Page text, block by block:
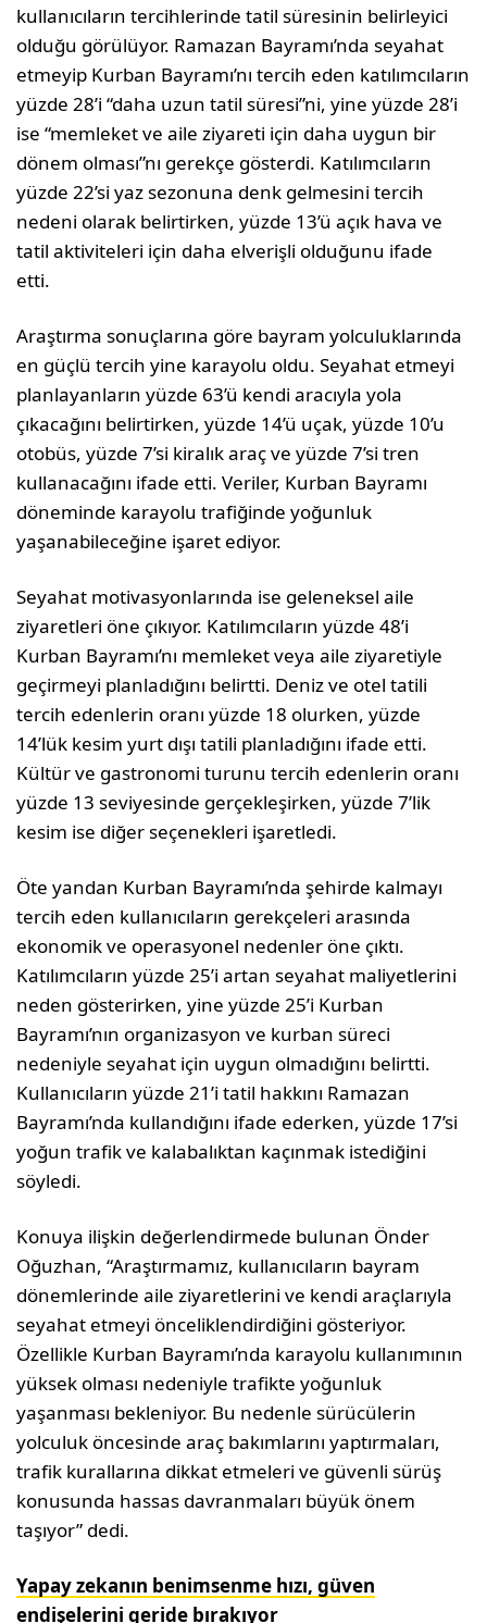
kullanıcıların tercihlerinde tatil süresinin belirleyici
olduğu görülüyor. Ramazan Bayramı’nda seyahat
etmeyip Kurban Bayramı’nı tercih eden katılımcıların
yüzde 28’i “daha uzun tatil süresi”ni, yine yüzde 28’i
ise “memleket ve aile ziyareti için daha uygun bir
dönem olması”nı gerekçe gösterdi. Katılımcıların
yüzde 22’si yaz sezonuna denk gelmesini tercih
nedeni olarak belirtirken, yüzde 13’ü açık hava ve
tatil aktiviteleri için daha elverişli olduğunu ifade
etti.
Araştırma sonuçlarına göre bayram yolculuklarında
en güçlü tercih yine karayolu oldu. Seyahat etmeyi
planlayanların yüzde 63’ü kendi aracıyla yola
çıkacağını belirtirken, yüzde 14’ü uçak, yüzde 10’u
otobüs, yüzde 7’si kiralık araç ve yüzde 7’si tren
kullanacağını ifade etti. Veriler, Kurban Bayramı
döneminde karayolu trafiğinde yoğunluk
yaşanabileceğine işaret ediyor.
Seyahat motivasyonlarında ise geleneksel aile
ziyaretleri öne çıkıyor. Katılımcıların yüzde 48’i
Kurban Bayramı’nı memleket veya aile ziyaretiyle
geçirmeyi planladığını belirtti. Deniz ve otel tatili
tercih edenlerin oranı yüzde 18 olurken, yüzde
14’lük kesim yurt dışı tatili planladığını ifade etti.
Kültür ve gastronomi turunu tercih edenlerin oranı
yüzde 13 seviyesinde gerçekleşirken, yüzde 7’lik
kesim ise diğer seçenekleri işaretledi.
Öte yandan Kurban Bayramı’nda şehirde kalmayı
tercih eden kullanıcıların gerekçeleri arasında
ekonomik ve operasyonel nedenler öne çıktı.
Katılımcıların yüzde 25’i artan seyahat maliyetlerini
neden gösterirken, yine yüzde 25’i Kurban
Bayramı’nın organizasyon ve kurban süreci
nedeniyle seyahat için uygun olmadığını belirtti.
Kullanıcıların yüzde 21’i tatil hakkını Ramazan
Bayramı’nda kullandığını ifade ederken, yüzde 17’si
yoğun trafik ve kalabalıktan kaçınmak istediğini
söyledi.
Konuya ilişkin değerlendirmede bulunan Önder
Oğuzhan, “Araştırmamız, kullanıcıların bayram
dönemlerinde aile ziyaretlerini ve kendi araçlarıyla
seyahat etmeyi önceliklendirdiğini gösteriyor.
Özellikle Kurban Bayramı’nda karayolu kullanımının
yüksek olması nedeniyle trafikte yoğunluk
yaşanması bekleniyor. Bu nedenle sürücülerin
yolculuk öncesinde araç bakımlarını yaptırmaları,
trafik kurallarına dikkat etmeleri ve güvenli sürüş
konusunda hassas davranmaları büyük önem
taşıyor” dedi.
Yapay zekanın benimsenme hızı, güven
endişelerini geride bırakıyor